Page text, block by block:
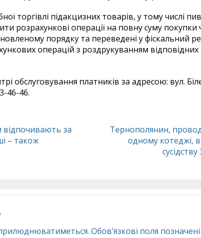
торгівлі підакцизних товарів, у тому числі
розрахункові операції на повну суму покупки
порядку та переведені у фіскальний
операцій з роздрукуванням
обслуговування платників за адресою: вул.
46-46.
відпочивають за
– також
Тернополянин,
одному котеджі,
Обов’язкові поля позначені